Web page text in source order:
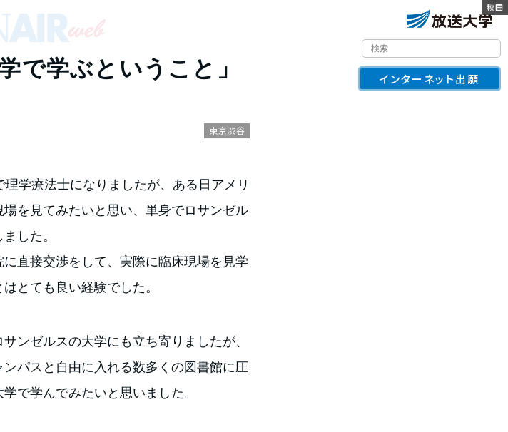
インターネット出願
で学ぶということ」
東京渋谷
理学療法士になりましたが、ある日アメリ
場を見てみたいと思い、単身でロサンゼル
した。
に直接交渉をして、実際に臨床現場を見学
とても良い経験でした。
ンゼルスの大学にも立ち寄りましたが、
ンパスと自由に入れる数多くの図書館に圧
で学んでみたいと思いました。
佐賀
三重
千葉
栃木
愛媛
徳島
大分
奈良
愛媛
岩手
宮崎
秋田